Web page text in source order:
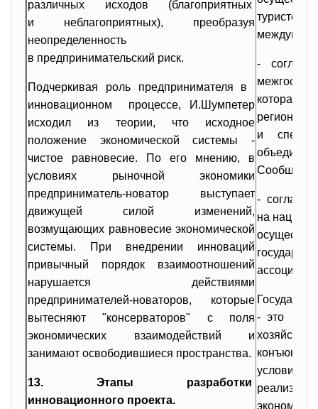
различных исходов (благоприятных
и неблагоприятных), преобразуя
неопределенность
в предпринимательский риск.
Подчеркивая роль предпринимателя в
инновационном процессе, И.Шумпетер
исходил из теории, что исходное
положение экономической системы -
чистое равновесие. По его мнению, в
условиях рыночной экономики
предприниматель-новатор выступает
движущей силой изменений,
возмущающих равновесие экономической
системы. При внедрении инноваций
привычный порядок взаимоотношений
нарушается действиями
предпринимателей-новаторов, которые
вытесняют "консерваторов" с поля
экономических взаимодействий и
занимают освободившиеся пространства.
13. Этапы разработки
инновационного проекта.
-
и
-
на
- это
условий